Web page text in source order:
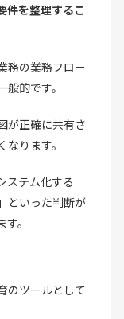
件を整理するこ
務の業務フロー
的です。
が正確に共有さ
ります。
ステム化する
といった判断が
。
のツールとして